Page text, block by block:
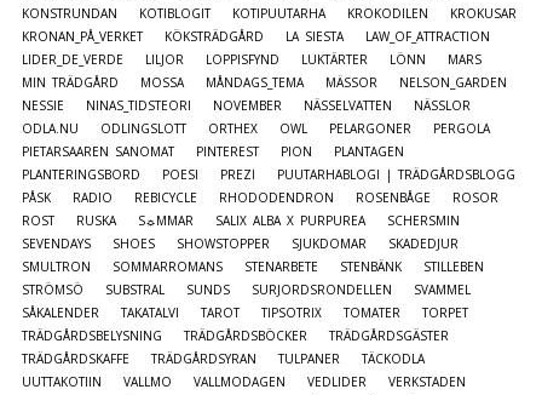
KONSTRUNDAN
KOTIBLOGIT KOTIPUUTARHA KROKODILEN
KROKUSAR
KRONAN_PÅ_VERKET
KÖKSTRÄDGÅRD LA SIESTA
LAW_OF_ATTRACTION
LIDER_DE_VERDE
LILJOR LOPPISFYND LUKTÄRTER LÖNN
MARS
MIN TRÄDGÅRD
MOSSA MÅNDAGS_TEMA MÄSSOR
NELSON_GARDEN
NESSIE
NINAS_TIDSTEORI NOVEMBER NÄSSELVATTEN
NÄSSLOR
ODLA.NU
ODLINGSLOTT ORTHEX OWL PELARGONER
PERGOLA
PIETARSAAREN SANOMAT
PINTEREST PION
PLANTAGEN
PLANTERINGSBORD
POESI PREZI
PUUTARHABLOGI | TRÄDGÅRDSBLOGG
PÅSK
RADIO REBICYCLE RHODODENDRON ROSENBÅGE
ROSOR
ROST
RUSKA S☼MMAR SALIX ALBA X PURPUREA
SCHERSMIN
SEVENDAYS
SHOES SHOWSTOPPER SJUKDOMAR
SKADEDJUR
SMULTRON
SOMMARROMANS STENARBETE STENBÄNK
STILLEBEN
STRÖMSÖ
SUBSTRAL SUNDS SURJORDSRONDELLEN
SVAMMEL
SÅKALENDER
TAKATALVI TAROT TIPSOTRIX TOMATER
TORPET
TRÄDGÅRDSBELYSNING
TRÄDGÅRDSBÖCKER
TRÄDGÅRDSGÄSTER
TRÄDGÅRDSKAFFE
TRÄDGÅRDSYRAN TULPANER
TÄCKODLA
UUTTAKOTIIN
VALLMO VALLMODAGEN VEDLIDER
VERKSTADEN